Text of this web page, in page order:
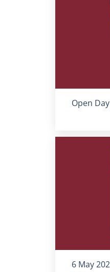
Titolo
Open
Titolo
6 May